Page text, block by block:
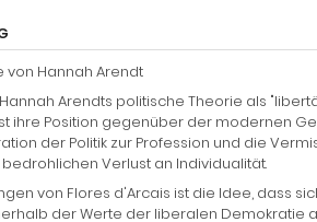
von Hannah Arendt
Arendts politische Theorie als
ihre Position gegenüber der modernen
der Politik zur Profession und die
Verlust an Individualität.
von Flores d'Arcais ist die Idee, dass
der Werte der liberalen Demokratie